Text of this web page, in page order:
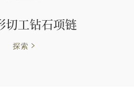
切工钻石项链
探索